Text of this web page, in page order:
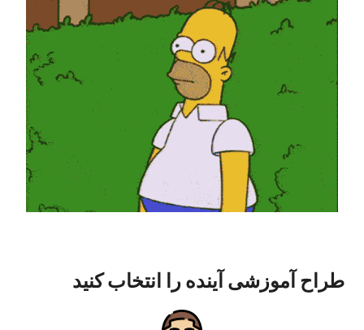
طراح آموزشی آینده را انتخاب کنید